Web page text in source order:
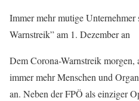
Immer mehr mutige Unternehmer
Warnstreik” am 1. Dezember an
Dem Corona-Warnstreik morgen,
immer mehr Menschen und
an. Neben der FPÖ als einziger